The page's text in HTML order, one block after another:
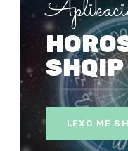
SHQIP
LEXO MË